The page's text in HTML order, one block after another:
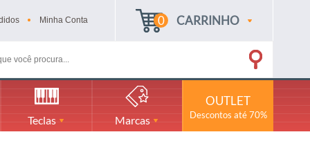
0 CARRINHO
Minha Conta
Teclas Marcas
OUTLET
Descontos até 70%